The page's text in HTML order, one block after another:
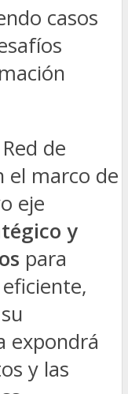
casos
de
el marco de
eje
y
para
expondrá
y las